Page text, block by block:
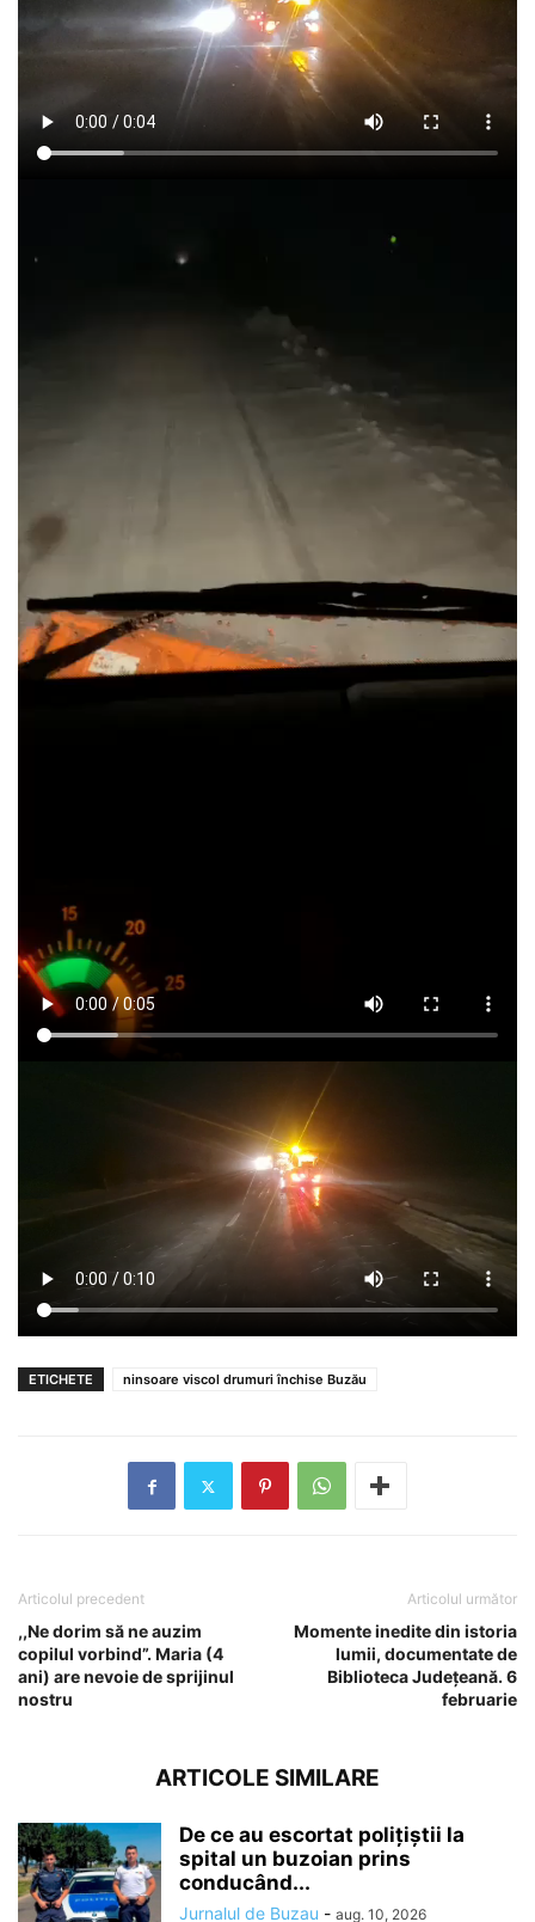
ETICHETE ninsoare viscol drumuri închise Buzău
Articolul precedent
,,Ne dorim să ne auzim
copilul vorbind”. Maria (4
ani) are nevoie de sprijinul
nostru
Articolul următor
Momente inedite din istoria
lumii, documentate de
Biblioteca Județeană. 6
februarie
ARTICOLE SIMILARE
De ce au escortat polițiștii la
spital un buzoian prins
conducând...
Jurnalul de Buzau - aug. 10, 2026